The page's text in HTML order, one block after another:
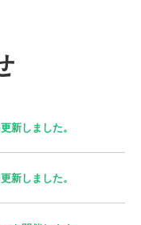
新しました。
新しました。